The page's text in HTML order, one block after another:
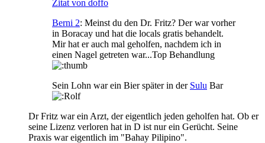
Zitat von doffo
Berni 2: Meinst du den Dr. Fritz? Der war vorher
in Boracay und hat die locals gratis behandelt.
Mir hat er auch mal geholfen, nachdem ich in
einen Nagel getreten war...Top Behandlung
Sein Lohn war ein Bier später in der Sulu Bar
Dr Fritz war ein Arzt, der eigentlich jeden geholfen hat. Ob er
seine Lizenz verloren hat in D ist nur ein Gerücht. Seine
Praxis war eigentlich im "Bahay Pilipino".